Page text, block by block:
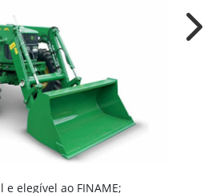
e elegível ao FINAME;